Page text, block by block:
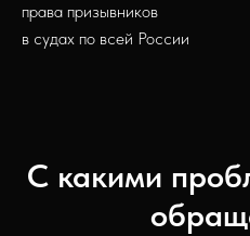
права призывников
в судах по всей России
С какими